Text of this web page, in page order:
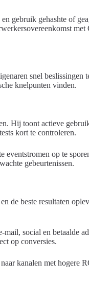
gebruik gehashte of
met
snel
knelpunten vinden.
Hij toont actieve
kort te controleren.
op te
gebeurtenissen.
de beste resultaten
social en betaalde
op conversies.
kanalen met hogere